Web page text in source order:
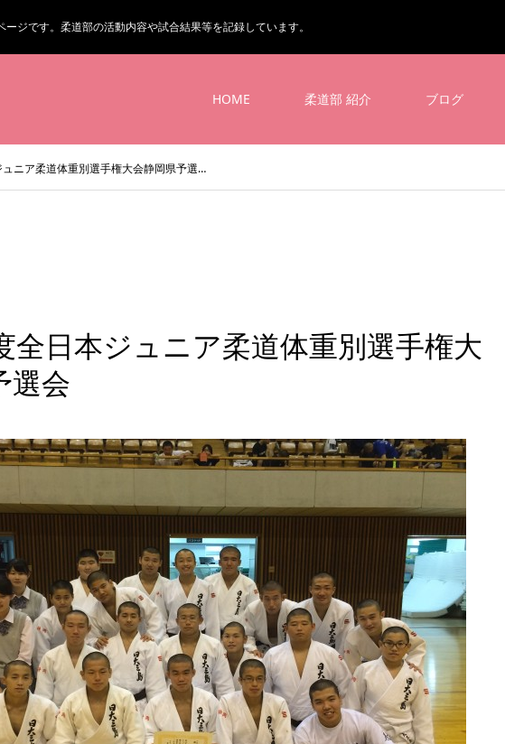
ジです。柔道部の活動内容や試合結果等を記録しています。
HOME 柔道部 紹介 ブログ
ニア柔道体重別選手権大会静岡県予選…
全日本ジュニア柔道体重別選手権大
選会